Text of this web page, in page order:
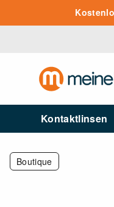
Zum Hauptinhalt
Kontaktlinsen
Boutique